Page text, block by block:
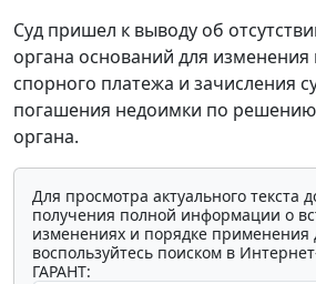
Суд пришел к выводу об
органа оснований для изменения
спорного платежа и зачисления
погашения недоимки по решению
органа.
Для просмотра актуального текста
получения полной информации о
изменениях и порядке применения
воспользуйтесь поиском в
ГАРАНТ: